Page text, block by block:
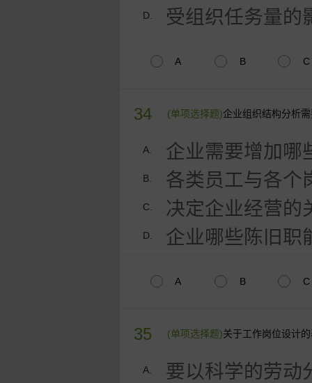
D. 受组织任务量的
A B C
34 (单项选择题)企业组织结构分析
A. 企业需要增加哪
B. 各类员工与各个
C. 决定企业经营的
D. 企业哪些陈旧职
A B C
35 (单项选择题)关于工作岗位设计
A. 要以科学的劳动